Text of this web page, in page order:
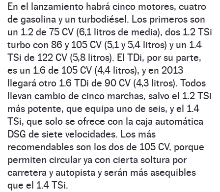
En el lanzamiento habrá cinco motores, cuatro
de gasolina y un turbodiésel. Los primeros son
un 1.2 de 75 CV (6,1 litros de media), dos 1.2 TSi
turbo con 86 y 105 CV (5,1 y 5,4 litros) y un 1.4
TSi de 122 CV (5,8 litros). El TDi, por su parte,
es un 1.6 de 105 CV (4,4 litros), y en 2013
llegará otro 1.6 TDi de 90 CV (4,3 litros). Todos
llevan cambio de cinco marchas, salvo el 1.2 TSi
más potente, que equipa uno de seis, y el 1.4
TSi, que solo se ofrece con la caja automática
DSG de siete velocidades. Los más
recomendables son los dos de 105 CV, porque
permiten circular ya con cierta soltura por
carretera y autopista y serán más asequibles
que el 1.4 TSi.